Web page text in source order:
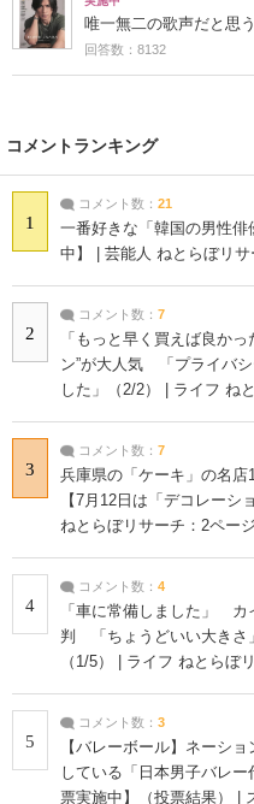
唯一無二の歌声だと思
回答数：8132
コメントランキング
1
コメント数： 21
一番好きな「韓国の男性
中】 | 芸能人 ねとらぼリサ
2
コメント数： 7
「もっと早く買えば良か
ン”が大人気 「プライバ
した」（2/2） | ライフ ね
3
コメント数： 7
兵庫県の「ケーキ」の名
【7月12日は「デコレーシ
ねとらぼリサーチ：2ペー
4
コメント数： 4
「車に常備しました」 カ
判 「ちょうどいい大きさ
（1/5） | ライフ ねとらぼ
5
コメント数： 3
【バレーボール】ネーシ
している「日本男子バレ
票実施中】（投票結果） |